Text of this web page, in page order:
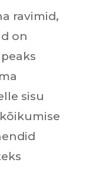
ravimid,
on
sisu